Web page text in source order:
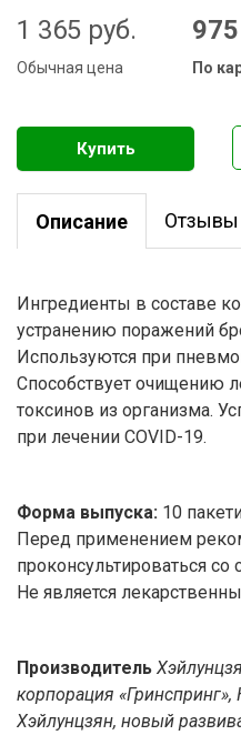
1 365 руб.
Обычная цена
975
По
Описание Отзывы
Ингредиенты в составе
устранению поражений
Используются при
Способствует очищению
токсинов из организма.
при лечении COVID-19.
Форма выпуска: 10
Перед применением
проконсультироваться
Не является
Производитель
корпорация
Хэйлунцзян, новый